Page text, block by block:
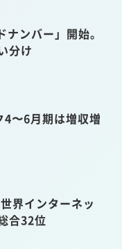
ンバー」開始。
分け
4〜6月期は増収増
界インターネッ
合32位